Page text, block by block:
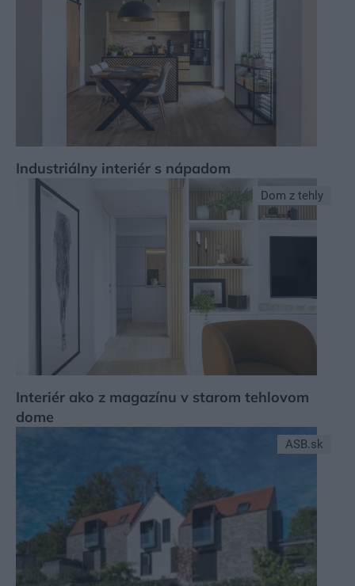
Industriálny interiér s nápadom
Dom z tehly
Interiér ako z magazínu v starom tehlovom
dome
ASB.sk